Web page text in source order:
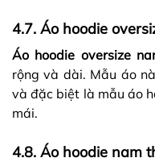
4.7. Áo hoodie
Áo hoodie oversize
rộng và dài. Mẫu áo
và đặc biệt là mẫu áo
mái.
4.8. Áo hoodie nam